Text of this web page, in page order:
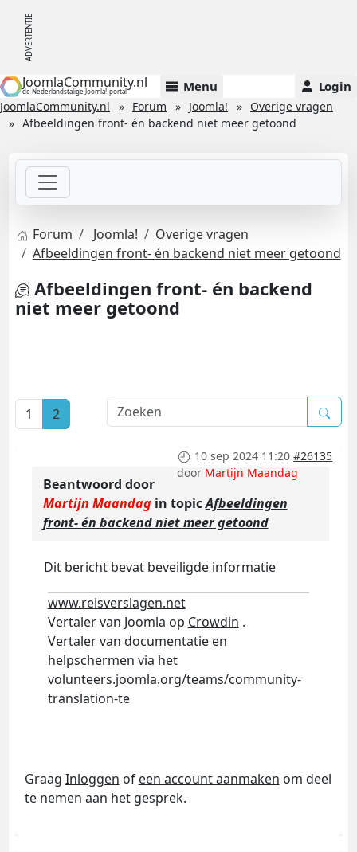
JoomlaCommunity.nl
de Nederlandstalige Joomla!-portal Menu Login
JoomlaCommunity.nl Forum Joomla!
Overige vragen
Afbeeldingen front- én backend niet meer getoond
Forum Joomla!
Overige vragen
Afbeeldingen front- én backend niet meer getoond
Afbeeldingen front- én backend
niet meer getoond
1 2
10 sep 2024 11:20 #26135
door Martijn Maandag
Beantwoord door
Martijn Maandagin topicAfbeeldingen
front- én backend niet meer getoond
Dit bericht bevat beveiligde informatie
www.reisverslagen.net
Vertaler van Joomla op Crowdin .
Vertaler van documentatie en
helpschermen via het
volunteers.joomla.org/teams/community-
translation-te
Graag Inloggen of een account aanmaken om deel
te nemen aan het gesprek.